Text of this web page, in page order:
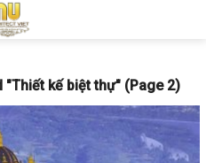
"Thiết kế biệt thự" (Page 2)